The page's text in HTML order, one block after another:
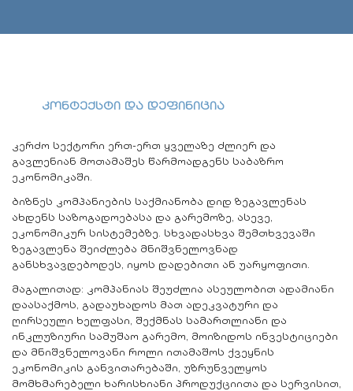
ᲙᲝᲜᲢᲔᲥᲡᲢᲘ ᲓᲐ ᲓᲔᲤᲘᲜᲘᲪᲘᲐ
კერძო სექტორი ერთ-ერთ ყველაზე ძლიერ და
გავლენიან მოთამაშეს წარმოადგენს საბაზრო
ეკონომიკაში.
ბიზნეს კომპანიების საქმიანობა დიდ ზეგავლენას
ახდენს საზოგადოებასა და გარემოზე, ასევე,
ეკონომიკურ სისტემებზე. სხვადასხვა შემთხვევაში
ზეგავლენა შეიძლება მნიშვნელოვნად
განსხვავდებოდეს, იყოს დადებითი ან უარყოფითი.
მაგალითად: კომპანიას შეუძლია ასეულობით ადამიანი
დაასაქმოს, გადაუხადოს მათ ადეკვატური და
ღირსეული ხელფასი, შექმნას სამართლიანი და
ინკლუზიური სამუშაო გარემო, მოიზიდოს ინვესტიციები
და მნიშვნელოვანი როლი ითამაშოს ქვეყნის
ეკონომიკის განვითარებაში, უზრუნველყოს
მომხმარებელი ხარისხიანი პროდუქციითა და სერვისით,